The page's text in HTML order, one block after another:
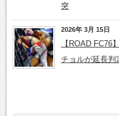
突
2026年 3月 15日
【ROAD FC76
チョルが延長判